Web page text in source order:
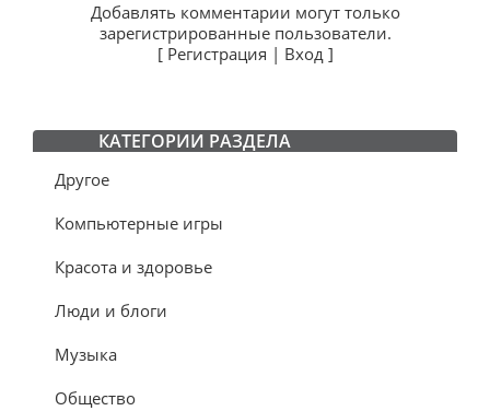
Добавлять комментарии могут только
зарегистрированные пользователи.
[ Регистрация | Вход]
КАТЕГОРИИ РАЗДЕЛА
Другое
Компьютерные игры
Красота и здоровье
Люди и блоги
Музыка
Общество